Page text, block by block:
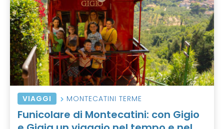
VIAGGI MONTECATINI TERME
Funicolare di Montecatini: con Gigio